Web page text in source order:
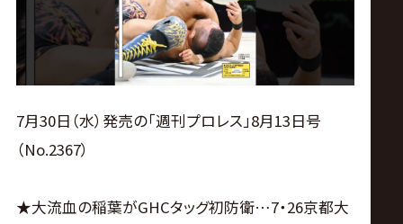
リ
ン
グ・
ノ
7月30日（水）発売の「週刊プロレス」8月13日号
（No.2367）
★大流血の稲葉がGHCタッグ初防衛…7・26京都大